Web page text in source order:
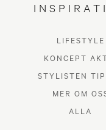
LIFESTYLE
KONCEPT
STYLISTEN
MER OM
ALLA